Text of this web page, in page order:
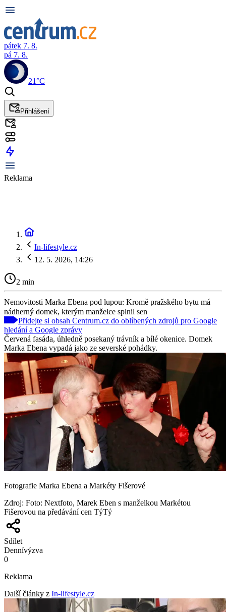
pátek 7. 8.
pá 7. 8.
21°C
Přihlášení
Reklama
In-lifestyle.cz
12. 5. 2026, 14:26
2 min
Nemovitosti Marka Ebena pod lupou: Kromě pražského bytu má
nádherný domek, kterým manželce splnil sen
Přidejte si obsah Centrum.cz do oblíbených zdrojů pro Google
hledání a Google zprávy
Červená fasáda, úhledně posekaný trávník a bílé okenice. Domek
Marka Ebena vypadá jako ze severské pohádky.
Fotografie Marka Ebena a Markéty Fišerové
Zdroj: Foto: Nextfoto, Marek Eben s manželkou Markétou
Fišerovou na předávání cen TýTý
Sdílet
Dennívýzva
0
Reklama
Další články z In-lifestyle.cz